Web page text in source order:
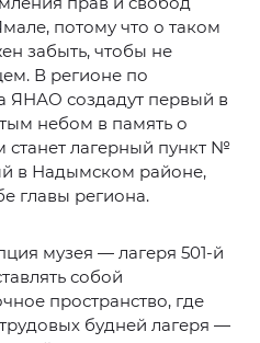
потому что о таком
забыть, чтобы не
В регионе по
ЯНАО создадут первый в
небом в память о
лагерный пункт №
в Надымском районе,
главы региона.
музея — лагеря 501-й
собой
пространство, где
будней лагеря —